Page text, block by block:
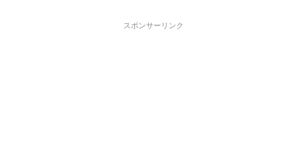
スポンサーリンク